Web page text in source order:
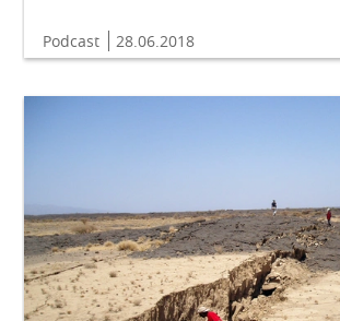
Podcast 28.06.2018